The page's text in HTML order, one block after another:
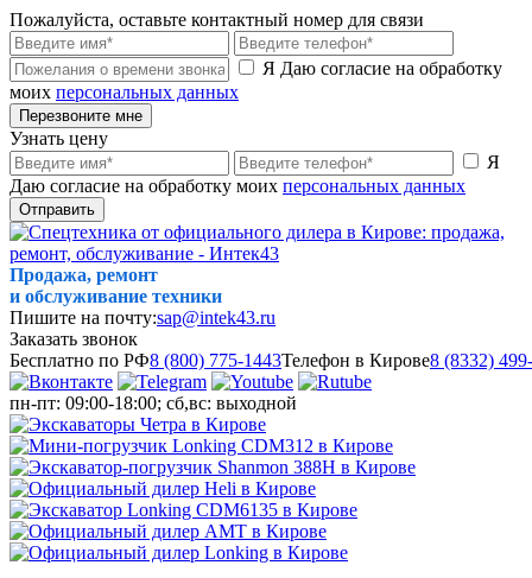
Пожалуйста, оставьте контактный номер для связи
Я Даю согласие на обработку
моих персональных данных
Перезвоните мне
Узнать цену
Я
Даю согласие на обработку моих персональных данных
Отправить
Продажа, ремонт
и обслуживание техники
Пишите на почту:sap@intek43.ru
Заказать звонок
Бесплатно по РФ8 (800) 775-1443Телефон в Кирове8 (8332)
пн-пт: 09:00-18:00; сб,вс: выходной